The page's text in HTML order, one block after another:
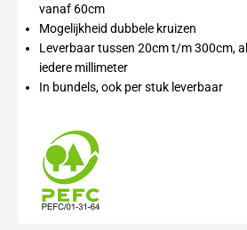
vanaf 60cm
Mogelijkheid dubbele kruizen
Leverbaar tussen 20cm t/m 300cm,
iedere millimeter
In bundels, ook per stuk leverbaar